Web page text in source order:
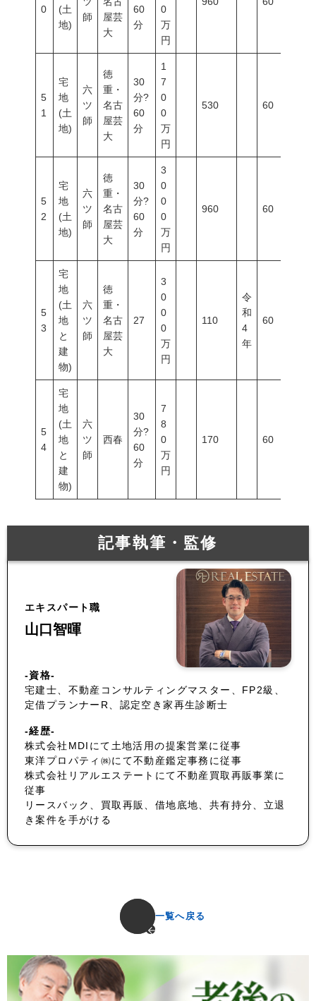
0
(土
地)
師
屋芸
大
60
分
0
万
円
5
1
宅
地
(土
地)
六
ツ
師
徳
重・
名古
屋芸
大
30
分?
60
分
1
7
0
0
万
円
530 60
5
2
宅
地
(土
地)
六
ツ
師
徳
重・
名古
屋芸
大
30
分?
60
分
3
0
0
0
万
円
960 60
5
3
宅
地
(土
地
と
建
物)
六
ツ
師
徳
重・
名古
屋芸
大
27
3
0
0
0
万
円
110
令
和
4
年
60
5
4
宅
地
(土
地
と
建
物)
六
ツ
師
西春
30
分?
60
分
7
8
0
万
円
170 60
記事執筆・監修
エキスパート職
山口智暉
-資格-
宅建士、不動産コンサルティングマスター、FP2級、
定借プランナーR、認定空き家再生診断士
-経歴-
株式会社MDIにて土地活用の提案営業に従事
東洋プロパティ㈱にて不動産鑑定事務に従事
株式会社リアルエステートにて不動産買取再販事業に
従事
リースバック、買取再販、借地底地、共有持分、立退
き案件を手がける
一覧へ戻る